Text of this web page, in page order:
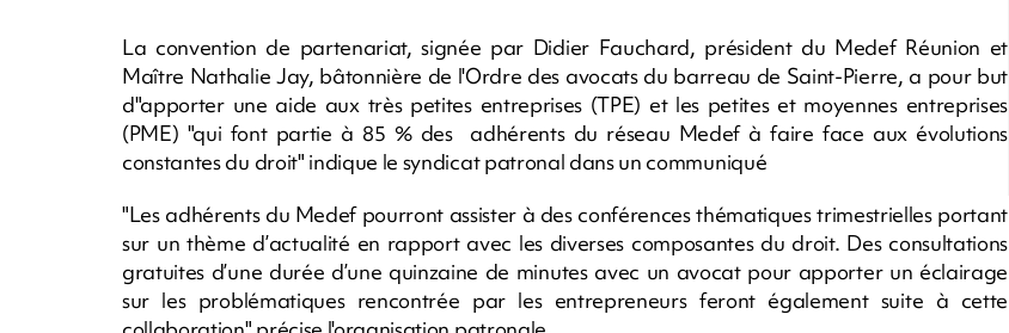
La convention de partenariat, signée par Didier Fauchard, président du Medef Réunion et
Maître Nathalie Jay, bâtonnière de l'Ordre des avocats du barreau de Saint-Pierre, a pour but
d"apporter une aide aux très petites entreprises (TPE) et les petites et moyennes entreprises
(PME) "qui font partie à 85 % des adhérents du réseau Medef à faire face aux évolutions
constantes du droit" indique le syndicat patronal dans un communiqué
"Les adhérents du Medef pourront assister à des conférences thématiques trimestrielles portant
sur un thème d’actualité en rapport avec les diverses composantes du droit. Des consultations
gratuites d’une durée d’une quinzaine de minutes avec un avocat pour apporter un éclairage
sur les problématiques rencontrée par les entrepreneurs feront également suite à cette